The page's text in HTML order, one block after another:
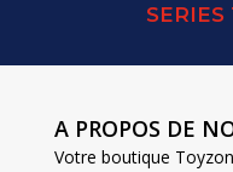
A PROPOS DE
Votre boutique